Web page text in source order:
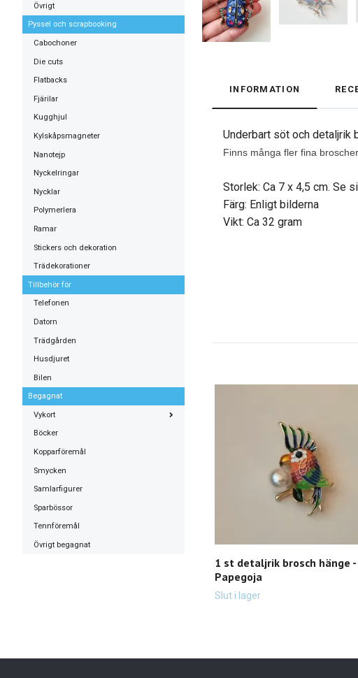
Övrigt
Pyssel och scrapbooking
Cabochoner
Die cuts
Flatbacks
Fjärilar
Kugghjul
Kylskåpsmagneter
Nanotejp
Nyckelringar
Nycklar
Polymerlera
Ramar
Stickers och dekoration
Trädekorationer
Tillbehör för
Telefonen
Datorn
Trädgården
Husdjuret
Bilen
Begagnat
Vykort
Böcker
Kopparföremål
Smycken
Samlarfigurer
Sparbössor
Tennföremål
Övrigt begagnat
INFORMATION
Underbart söt och detaljrik
Finns många fler fina
Storlek: Ca 7 x 4,5 cm. Se
Färg: Enligt bilderna
Vikt: Ca 32 gram
1 st detaljrik brosch hänge -
Papegoja
Slut i lager